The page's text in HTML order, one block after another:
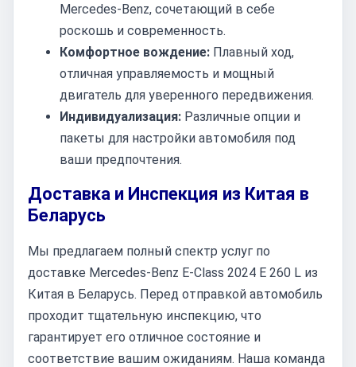
Mercedes-Benz, сочетающий в себе
роскошь и современность.
Комфортное вождение: Плавный ход,
отличная управляемость и мощный
двигатель для уверенного передвижения.
Индивидуализация: Различные опции и
пакеты для настройки автомобиля под
ваши предпочтения.
Доставка и Инспекция из Китая в
Беларусь
Мы предлагаем полный спектр услуг по
доставке Mercedes-Benz E-Class 2024 E 260 L из
Китая в Беларусь. Перед отправкой автомобиль
проходит тщательную инспекцию, что
гарантирует его отличное состояние и
соответствие вашим ожиданиям. Наша команда